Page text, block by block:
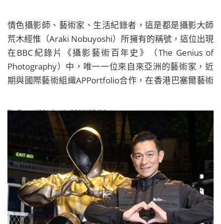
情色攝影師、藝術家、生活紀錄者，這是都是攝影大師
荒木經惟（Araki Nobuyoshi）所擁有的稱號，這位出現
在BBC紀錄片《攝影藝術百年史》（The Genius of
Photography）中，唯一一位來自來亞洲的藝術家，近
期與國際藝術組織APPortfolio合作，在香港巴塞爾藝術
攝影作品，也首次發表雕塑《Elephant「デロン君」》
與《Woman「処女ゲバゲバ」》。
ByBeautiMode| 2019/03/12